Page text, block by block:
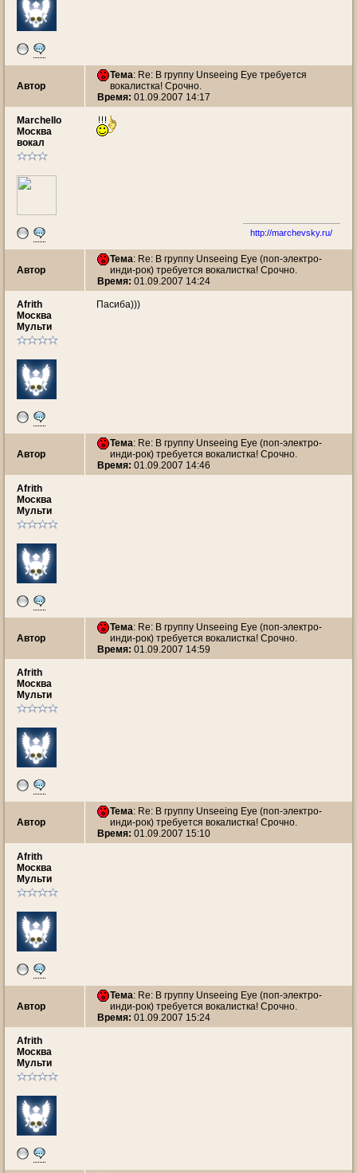
Автор
Тема: Re: В группу Unseeing Eye требуется
вокалистка! Срочно.
Время: 01.09.2007 14:17
Marchello
Москва
вокал
http://marchevsky.ru/
Автор
Тема: Re: В группу Unseeing Eye (поп-электро-
инди-рок) требуется вокалистка! Срочно.
Время: 01.09.2007 14:24
Afrith
Москва
Мульти
Пасиба)))
Автор
Тема: Re: В группу Unseeing Eye (поп-электро-
инди-рок) требуется вокалистка! Срочно.
Время: 01.09.2007 14:46
Afrith
Москва
Мульти
Автор
Тема: Re: В группу Unseeing Eye (поп-электро-
инди-рок) требуется вокалистка! Срочно.
Время: 01.09.2007 14:59
Afrith
Москва
Мульти
Автор
Тема: Re: В группу Unseeing Eye (поп-электро-
инди-рок) требуется вокалистка! Срочно.
Время: 01.09.2007 15:10
Afrith
Москва
Мульти
Автор
Тема: Re: В группу Unseeing Eye (поп-электро-
инди-рок) требуется вокалистка! Срочно.
Время: 01.09.2007 15:24
Afrith
Москва
Мульти